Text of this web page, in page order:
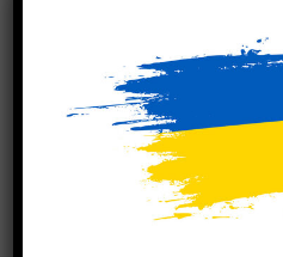
KTL Ukraine в ТОП
п′ятірці кращих
експедиторів